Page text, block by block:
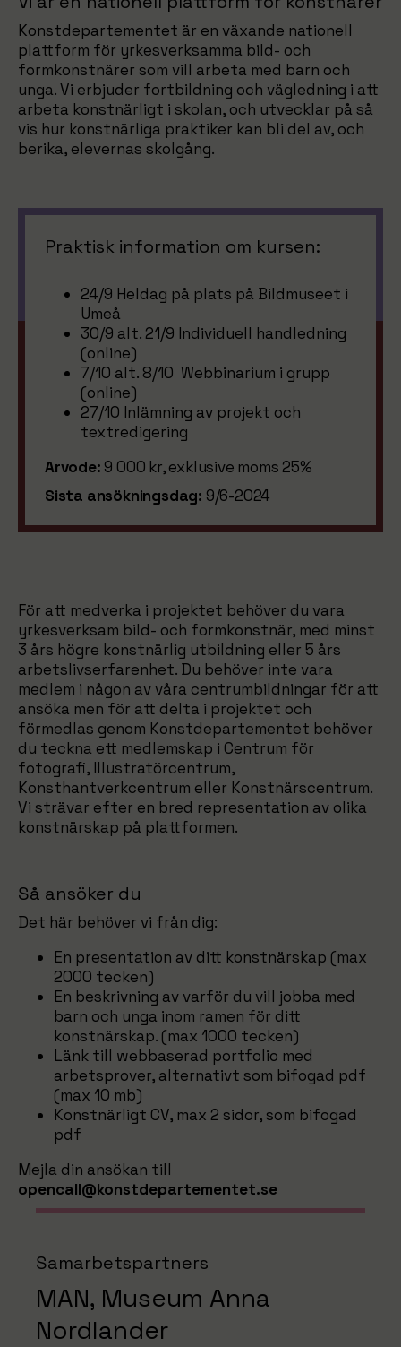
Konstdepartementet är en växande nationell
plattform för yrkesverksamma bild- och
formkonstnärer som vill arbeta med barn och
unga. Vi erbjuder fortbildning och vägledning i att
arbeta konstnärligt i skolan, och utvecklar på så
vis hur konstnärliga praktiker kan bli del av, och
berika, elevernas skolgång.
Praktisk information om kursen:
24/9 Heldag på plats på Bildmuseet i
Umeå
30/9 alt. 21/9 Individuell handledning
(online)
7/10 alt. 8/10 Webbinarium i grupp
(online)
27/10 Inlämning av projekt och
textredigering
Arvode: 9 000 kr, exklusive moms 25%
Sista ansökningsdag: 9/6-2024
För att medverka i projektet behöver du vara
yrkesverksam bild- och formkonstnär, med minst
3 års högre konstnärlig utbildning eller 5 års
arbetslivserfarenhet. Du behöver inte vara
medlem i någon av våra centrumbildningar för att
ansöka men för att delta i projektet och
förmedlas genom Konstdepartementet behöver
du teckna ett medlemskap i Centrum för
fotografi, Illustratörcentrum,
Konsthantverkcentrum eller Konstnärscentrum.
Vi strävar efter en bred representation av olika
konstnärskap på plattformen.
Så ansöker du
Det här behöver vi från dig:
En presentation av ditt konstnärskap (max
2000 tecken)
En beskrivning av varför du vill jobba med
barn och unga inom ramen för ditt
konstnärskap. (max 1000 tecken)
Länk till webbaserad portfolio med
arbetsprover, alternativt som bifogad pdf
(max 10 mb)
Konstnärligt CV, max 2 sidor, som bifogad
pdf
Mejla din ansökan till
opencall@konstdepartementet.se
Samarbetspartners
MAN, Museum Anna
Nordlander